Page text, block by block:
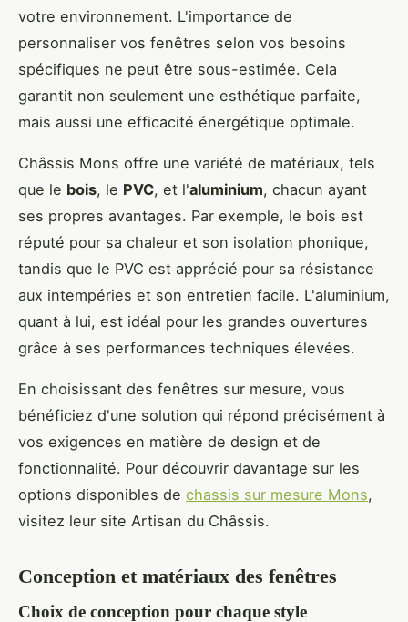
votre environnement. L'importance de
personnaliser vos fenêtres selon vos besoins
spécifiques ne peut être sous-estimée. Cela
garantit non seulement une esthétique parfaite,
mais aussi une efficacité énergétique optimale.
Châssis Mons offre une variété de matériaux, tels
que le bois, le PVC, et l'aluminium, chacun ayant
ses propres avantages. Par exemple, le bois est
réputé pour sa chaleur et son isolation phonique,
tandis que le PVC est apprécié pour sa résistance
aux intempéries et son entretien facile. L'aluminium,
quant à lui, est idéal pour les grandes ouvertures
grâce à ses performances techniques élevées.
En choisissant des fenêtres sur mesure, vous
bénéficiez d'une solution qui répond précisément à
vos exigences en matière de design et de
fonctionnalité. Pour découvrir davantage sur les
options disponibles de chassis sur mesure Mons,
visitez leur site Artisan du Châssis.
Conception et matériaux des fenêtres
Choix de conception pour chaque style